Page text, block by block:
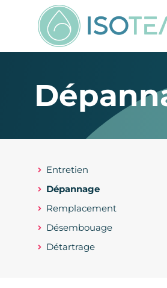
Entretien
Dépannage
Remplacement
Désembouage
Détartrage